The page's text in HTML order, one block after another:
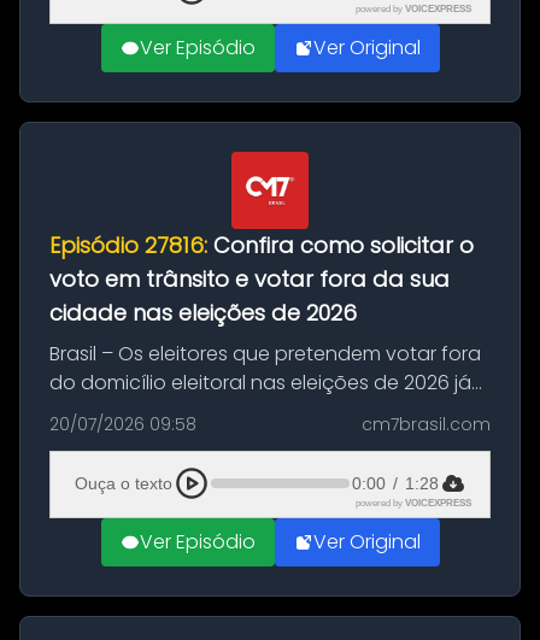
powered by VOICEXPRESS
Ver Episódio Ver Original
Episódio 27816: Confira como solicitar o
voto em trânsito e votar fora da sua
cidade nas eleições de 2026
Brasil – Os eleitores que pretendem votar fora
do domicílio eleitoral nas eleições de 2026 já
podem solicitar o voto em trânsito a partir
desta segunda-feira (20). O pedido pode ser
feito até 20 de ag...
20/07/2026 09:58 cm7brasil.com
Ouça o texto 0:00 / 1:28
powered by VOICEXPRESS
Ver Episódio Ver Original